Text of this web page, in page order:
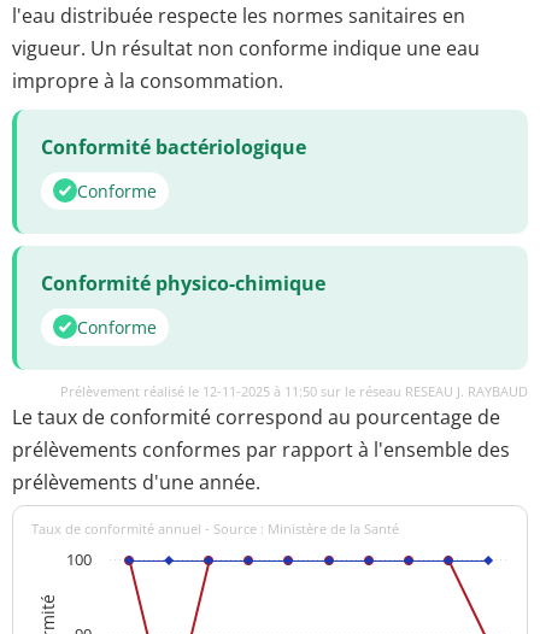
l'eau distribuée respecte les normes sanitaires en
vigueur. Un résultat non conforme indique une eau
impropre à la consommation.
Conformité bactériologique
Conforme
Conformité physico-chimique
Conforme
Prélèvement réalisé le 12-11-2025 à 11:50 sur le réseau RESEAU J. RAYBAUD
Le taux de conformité correspond au pourcentage de
prélèvements conformes par rapport à l'ensemble des
prélèvements d'une année.
Taux de conformité annuel - Source : Ministère de la Santé
100